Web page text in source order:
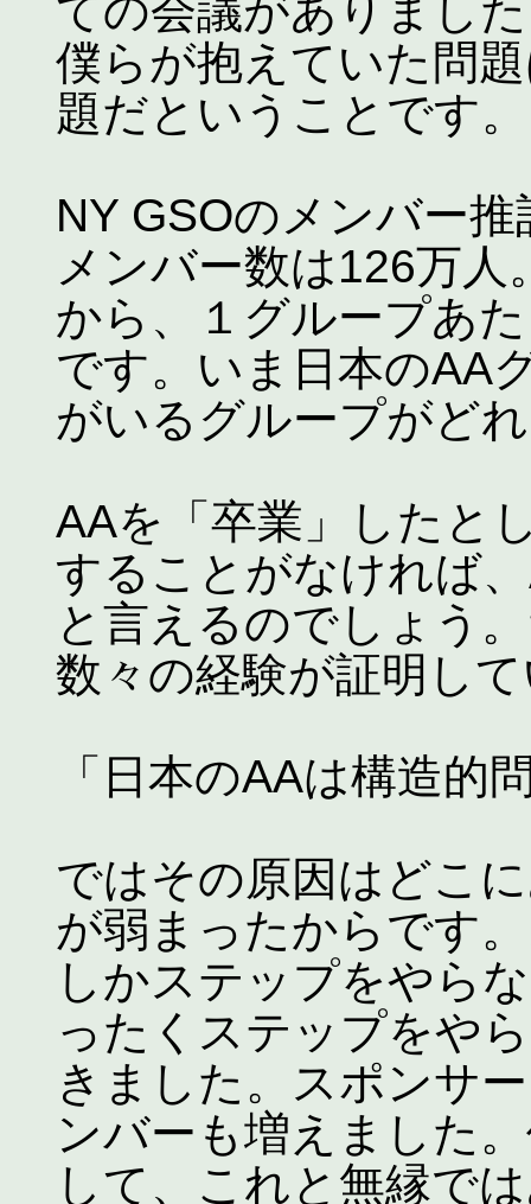
ての会議がありまし
僕らが抱えていた問
題だということです。
NY GSOのメンバー
メンバー数は126万
から、１グループあ
です。いま日本のAA
がいるグループがど
AAを「卒業」したと
することがなければ
と言えるのでしょう
数々の経験が証明し
「日本のAAは構造的
ではその原因はどこ
が弱まったからです
しかステップをやら
ったくステップをや
きました。スポンサ
ンバーも増えました
して、これと無縁で